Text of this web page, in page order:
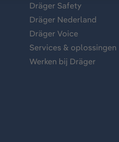
Dräger Safety
Dräger Nederland
Dräger Voice
Services & oplossingen
Werken bij Dräger